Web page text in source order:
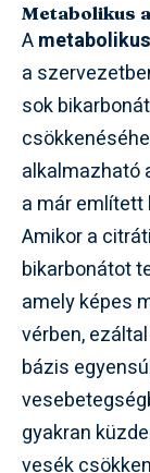
Metabolikus
A
a
sok
alkalmazható
a már
Amikor a
bikarbonátot
amely képes
vérben,
bázis
gyakran
vesék